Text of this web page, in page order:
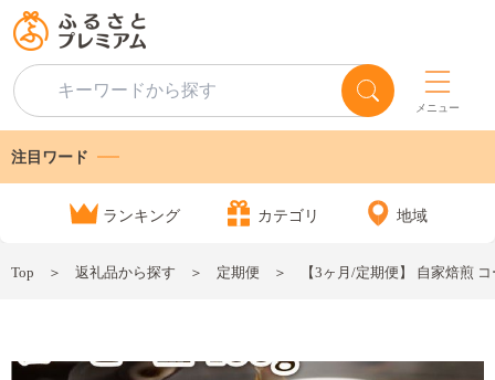
メニュー
注目ワード
ランキング カテゴリ 地域
Top 返礼品から探す 定期便 【3ヶ月/定期便】 自家焙煎